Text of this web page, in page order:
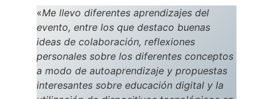
«Me llevo diferentes aprendizajes del
evento, entre los que destaco buenas
ideas de colaboración, reflexiones
personales sobre los diferentes conceptos
a modo de autoaprendizaje y propuestas
interesantes sobre educación digital y la